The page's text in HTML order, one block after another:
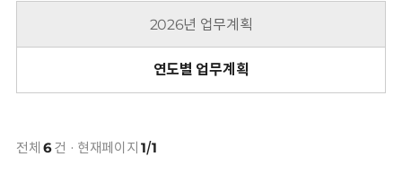
원
회
2026년 업무계획
연도별 업무계획
전체 6건 · 현재페이지1/1